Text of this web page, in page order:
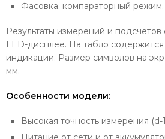
Фасовка: компараторный режим.
Результаты измерений и
LED-дисплее. На табло содержится
индикации. Размер символов на
мм.
Особенности модели:
Высокая точность измерения (d-